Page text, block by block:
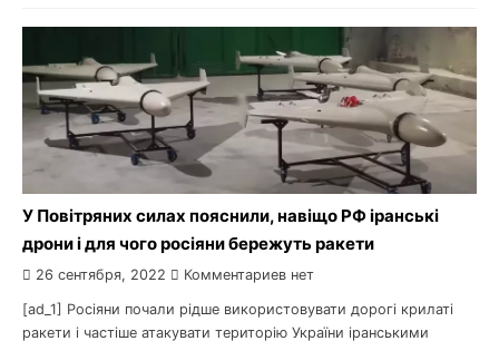
У Повітряних силах пояснили, навіщо РФ іранські
дрони і для чого росіяни бережуть ракети
26 сентября, 2022 Комментариев нет
[ad_1] Росіяни почали рідше використовувати дорогі крилаті
ракети і частіше атакувати територію України іранськими